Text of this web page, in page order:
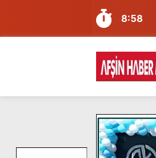
8:58
7:57
6:31
16:10
13:27
11:22
8:06
14:05